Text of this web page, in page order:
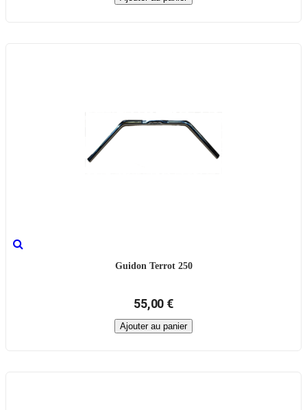
Guidon Terrot 250
55,00 €
Ajouter au panier